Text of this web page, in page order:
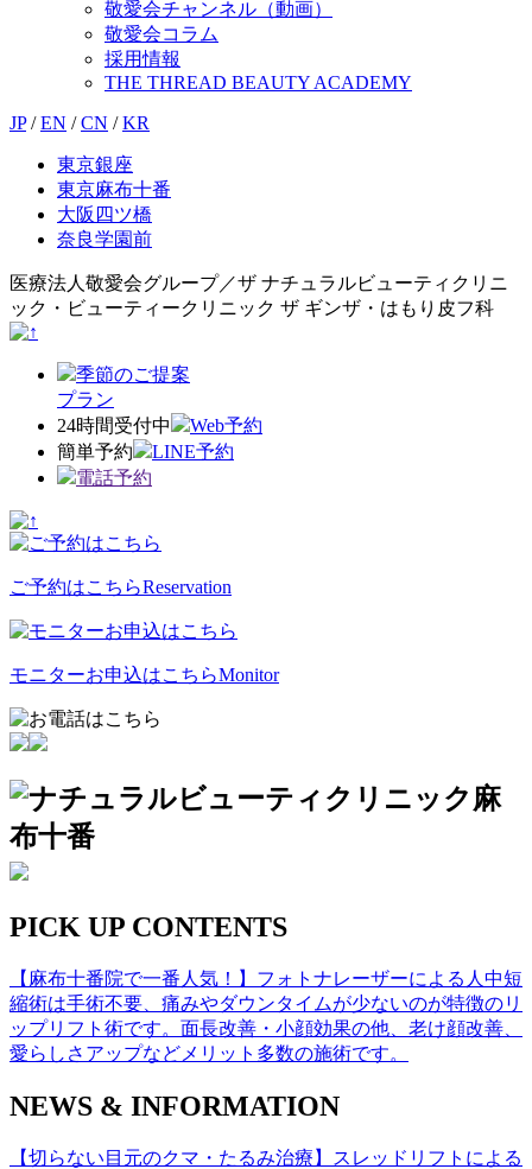
敬愛会チャンネル（動画）
敬愛会コラム
採用情報
THE THREAD BEAUTY ACADEMY
JP / EN / CN / KR
東京銀座
東京麻布十番
大阪四ツ橋
奈良学園前
医療法人敬愛会グループ／ザ ナチュラルビューティクリニ
ック・ビューティークリニック ザ ギンザ・はもり皮フ科
季節のご提案
プラン
24時間受付中
Web予約
簡単予約
LINE予約
電話予約
ご予約はこちらReservation
モニターお申込はこちらMonitor
PICK UP CONTENTS
【麻布十番院で一番人気！】フォトナレーザーによる人中短
縮術は手術不要、痛みやダウンタイムが少ないのが特徴のリ
ップリフト術です。面長改善・小顔効果の他、老け顔改善、
愛らしさアップなどメリット多数の施術です。
NEWS & INFORMATION
【切らない目元のクマ・たるみ治療】スレッドリフトによる